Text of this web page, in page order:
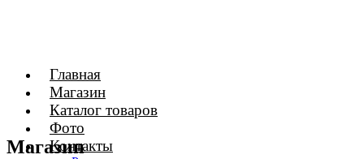
Главная
Магазин
Каталог товаров
Фото
Контакты
Магазин